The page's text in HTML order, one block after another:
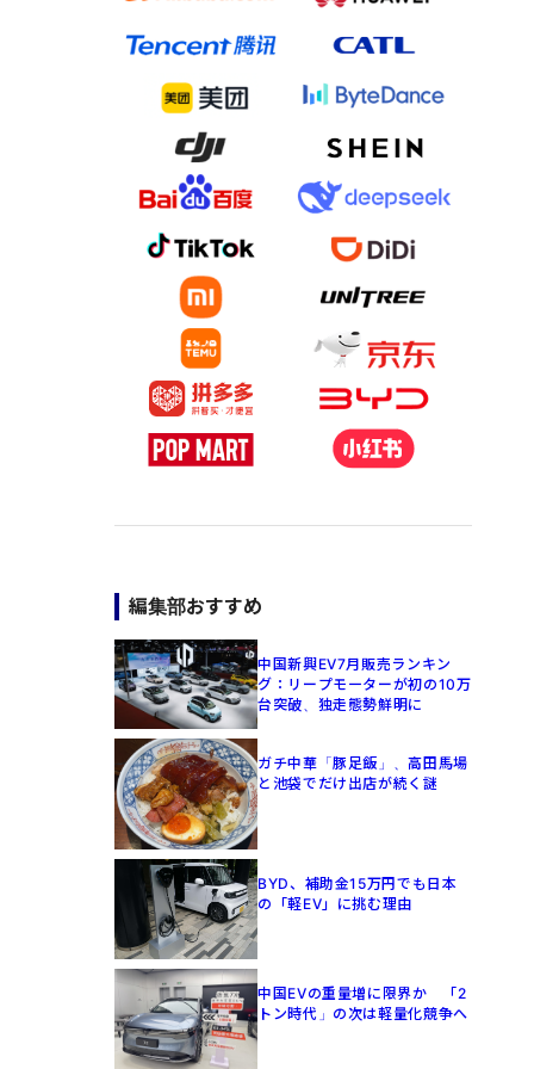
編集部おすすめ
中国新興EV7月販売ランキン
グ：リープモーターが初の10万
台突破、独走態勢鮮明に
ガチ中華「豚足飯」、高田馬場
と池袋でだけ出店が続く謎
BYD、補助金15万円でも日本
の「軽EV」に挑む理由
中国EVの重量増に限界か 「2
トン時代」の次は軽量化競争へ